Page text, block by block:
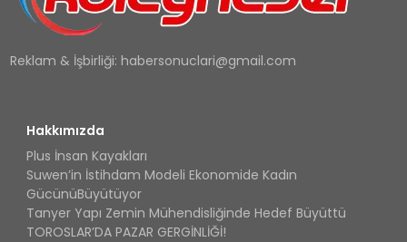
Reklam & İşbirliği: habersonuclari@gmail.com
Hakkımızda
Plus İnsan Kayakları
Suwen’in İstihdam Modeli Ekonomide Kadın
GücünüBüyütüyor
Tanyer Yapı Zemin Mühendisliğinde Hedef Büyüttü
TOROSLAR’DA PAZAR GERGİNLİĞİ!